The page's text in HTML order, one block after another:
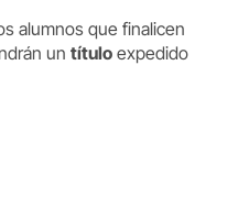
alumnos que finalicen
un título expedido